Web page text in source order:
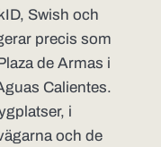
Swish och
precis som
de Armas i
Calientes.
i
och de